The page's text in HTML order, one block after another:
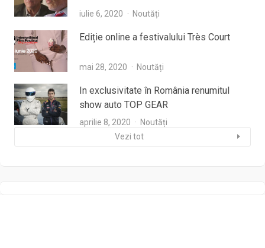
iulie 6, 2020 Noutăți
Ediție online a festivalului Très Court
mai 28, 2020 Noutăți
In exclusivitate în România renumitul
show auto TOP GEAR
aprilie 8, 2020
Noutăți
Vezi tot